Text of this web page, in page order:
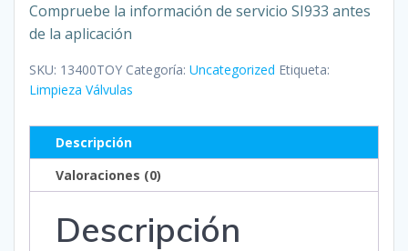
Compruebe la información de servicio SI933 antes
de la aplicación
SKU: 13400TOY Categoría: Uncategorized Etiqueta:
Limpieza Válvulas
Descripción
Valoraciones (0)
Descripción